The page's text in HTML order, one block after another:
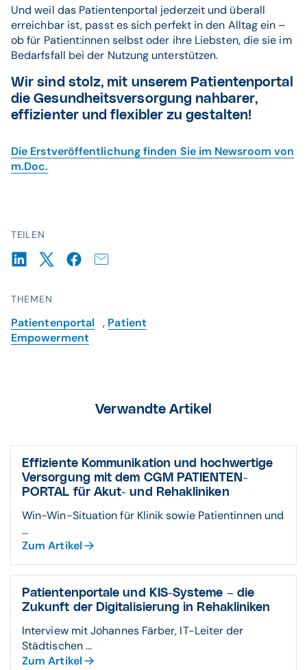
TEILEN
THEMEN
Patientenportal , Patient
Empowerment
Und weil das Patientenportal jederzeit und überall
erreichbar ist, passt es sich perfekt in den Alltag ein –
ob für Patient:innen selbst oder ihre Liebsten, die sie im
Bedarfsfall bei der Nutzung unterstützen.
Wir sind stolz, mit unserem Patientenportal
die Gesundheitsversorgung nahbarer,
effizienter und flexibler zu gestalten!
Die Erstveröffentlichung finden Sie im Newsroom von
m.Doc.
Verwandte Artikel
Effiziente Kommu­nikation und hoch­wertige
Versor­gung mit dem CGM PATIENTEN­
PORTAL für Akut- und Reha­kliniken
Win-Win-Situation für Klinik sowie Patientinnen und
...
Zum Artikel
Patientenportale und KIS-Systeme – die
Zukunft der Digitali­sierung in Reha­kliniken
Interview mit Johannes Färber, IT-Leiter der
Städtischen ...
Zum Artikel